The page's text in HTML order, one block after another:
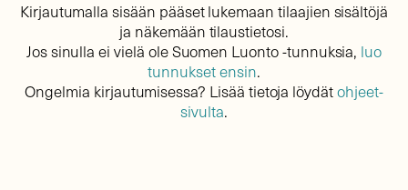
Kirjautumalla sisään pääset lukemaan tilaajien sisältöjä
ja näkemään tilaustietosi.
Jos sinulla ei vielä ole Suomen Luonto -tunnuksia, luo
tunnukset ensin.
Ongelmia kirjautumisessa? Lisää tietoja löydätohjeet-
sivulta.